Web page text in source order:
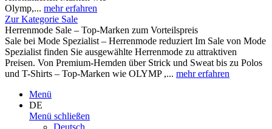
Olymp,... mehr erfahren
Zur Kategorie Sale
Herrenmode Sale – Top-Marken zum Vorteilspreis
Sale bei Mode Spezialist – Herrenmode reduziert Im Sale von Mode
Spezialist finden Sie ausgewählte Herrenmode zu attraktiven
Preisen. Von Premium-Hemden über Strick und Sweat bis zu Polos
und T-Shirts – Top-Marken wie OLYMP ,... mehr erfahren
Menü
DE
Menü schließen
Deutsch